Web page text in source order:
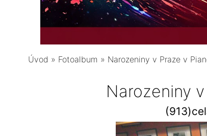
Úvod » Fotoalbum » Narozeniny v Praze v
Narozeniny